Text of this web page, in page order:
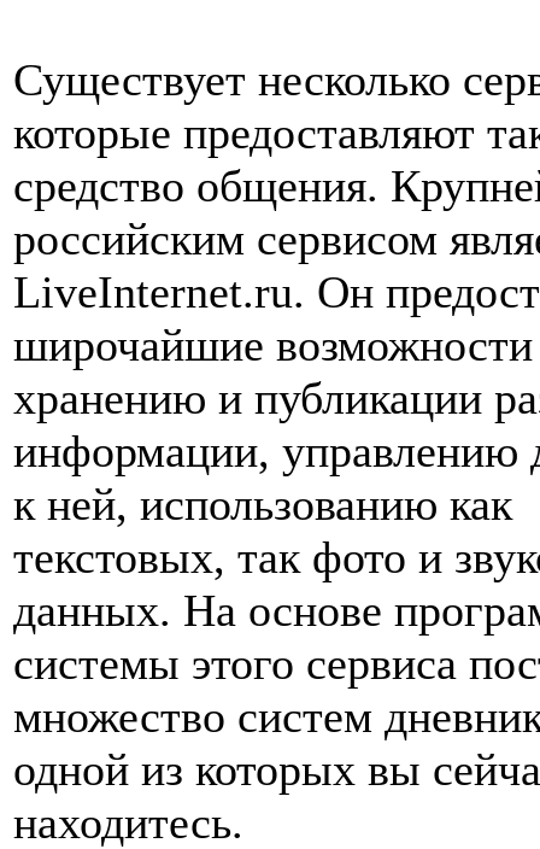
Существует несколько
которые предоставляют
средство общения.
российским сервисом
LiveInternet.ru. Он
широчайшие
хранению и публикации
информации, управлению
к ней, использованию как
текстовых, так фото и
данных. На основе
системы этого сервиса
множество систем
одной из которых вы
находитесь.